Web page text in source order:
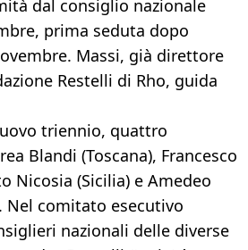
dal consiglio nazionale
prima seduta dopo
Massi, già direttore
Restelli di Rho, guida
triennio, quattro
Blandi (Toscana), Francesco
Nicosia (Sicilia) e Amedeo
Nel comitato esecutivo
nazionali delle diverse